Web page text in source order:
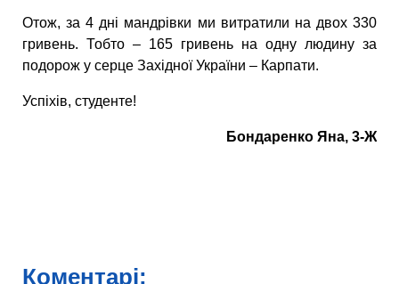
Отож, за 4 дні мандрівки ми витратили на двох 330
гривень. Тобто – 165 гривень на одну людину за
подорож у серце Західної України – Карпати.
Успіхів, студенте!
Бондаренко Яна, 3-Ж
Коментарі: